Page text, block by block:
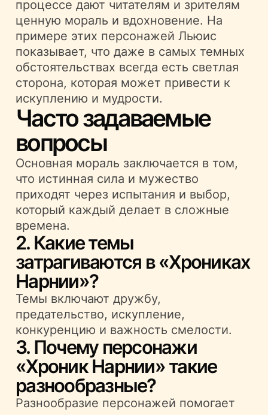
процессе дают читателям и зрителям
ценную мораль и вдохновение. На
примере этих персонажей Льюис
показывает, что даже в самых темных
обстоятельствах всегда есть светлая
сторона, которая может привести к
искуплению и мудрости.
Часто задаваемые
вопросы
Основная мораль заключается в том,
что истинная сила и мужество
приходят через испытания и выбор,
который каждый делает в сложные
времена.
2. Какие темы
затрагиваются в «Хрониках
Нарнии»?
Темы включают дружбу,
предательство, искупление,
конкуренцию и важность смелости.
3. Почему персонажи
«Хроник Нарнии» такие
разнообразные?
Разнообразие персонажей помогает